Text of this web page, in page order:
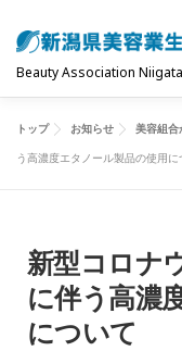
ン
Beauty Association Niigata
トップ 組合
トップ お知らせ 美容組合
う高濃度エタノール製品の使用に
新型コロナ
に伴う高濃
について